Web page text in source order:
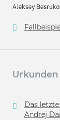
Aleksey
Urkunden
Das
Andrej